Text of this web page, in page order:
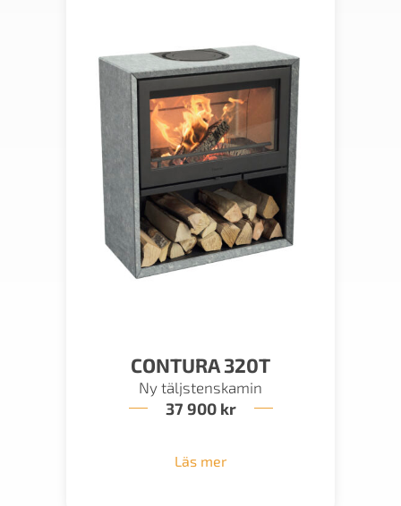
CONTURA 320T
Ny täljstenskamin
37 900 kr
Läs mer